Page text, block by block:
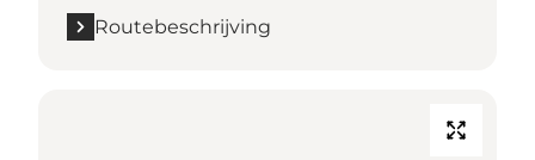
Routebeschrijving